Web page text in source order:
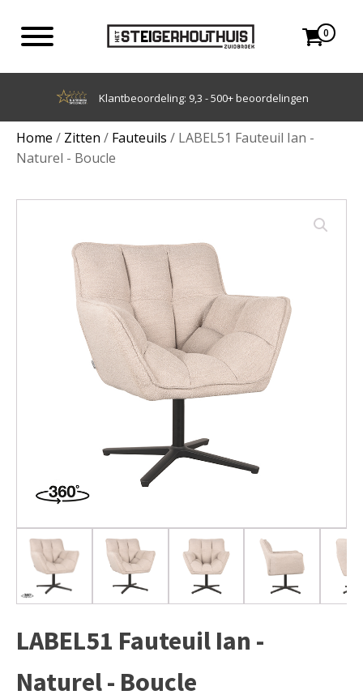
0
Achteraf betalen met Klarna
Home / Zitten / Fauteuils / LABEL51 Fauteuil Ian -
Naturel - Boucle
LABEL51 Fauteuil Ian -
Naturel - Boucle